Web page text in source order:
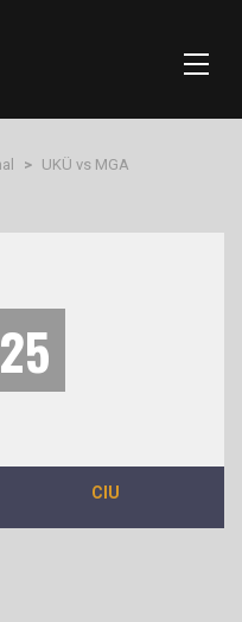
> UKÜ vs MGA
25
CIU